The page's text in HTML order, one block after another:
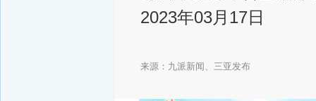
2023年03月17日
来源：九派新闻、三亚发布